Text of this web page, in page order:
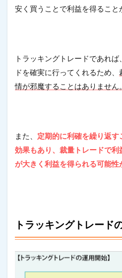
安く買うことで利益を得ること
トラッキングトレードであれ
ドを確実に行ってくれるため、
情が邪魔することはありません。
また、 定期的に利確を繰り返
効果もあり、裁量トレードで
が大きく利益を得られる可能性
トラッキングトレード